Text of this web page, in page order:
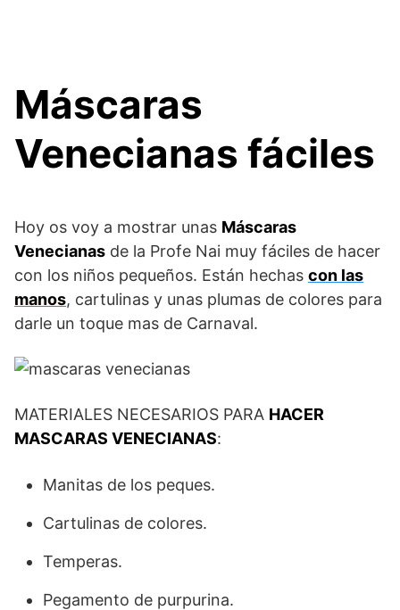
Máscaras
Venecianas fáciles
Hoy os voy a mostrar unas Máscaras
Venecianas de la Profe Nai muy fáciles de hacer
con los niños pequeños. Están hechas con las
manos, cartulinas y unas plumas de colores para
darle un toque mas de Carnaval.
MATERIALES NECESARIOS PARA HACER
MASCARAS VENECIANAS:
Manitas de los peques.
Cartulinas de colores.
Temperas.
Pegamento de purpurina.